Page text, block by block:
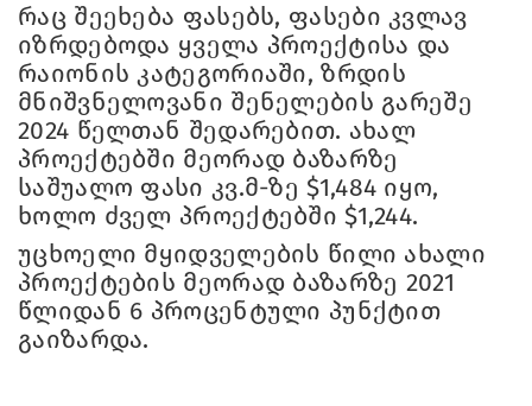
რაც შეეხება ფასებს, ფასები კვლავ
იზრდებოდა ყველა პროექტისა და
რაიონის კატეგორიაში, ზრდის
მნიშვნელოვანი შენელების გარეშე
2024 წელთან შედარებით. ახალ
პროექტებში მეორად ბაზარზე
საშუალო ფასი კვ.მ-ზე $1,484 იყო,
ხოლო ძველ პროექტებში $1,244.
უცხოელი მყიდველების წილი ახალი
პროექტების მეორად ბაზარზე 2021
წლიდან 6 პროცენტული პუნქტით
გაიზარდა.